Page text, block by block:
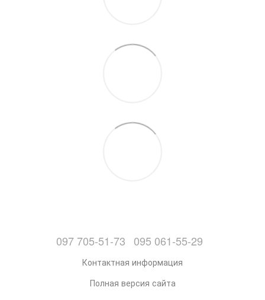
097 705-51-73 095 061-55-29
Контактная информация
Полная версия сайта